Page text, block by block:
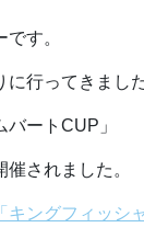
す。
に行ってきまし
ートCUP」
されました。
「キングフィッシ